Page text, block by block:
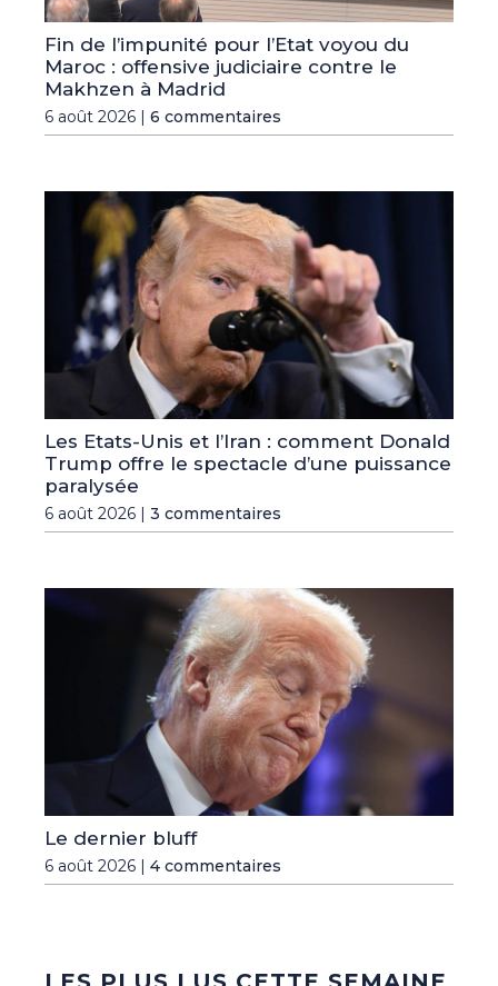
Fin de l’impunité pour l’Etat voyou du
Maroc : offensive judiciaire contre le
Makhzen à Madrid
6 août 2026 | 6 commentaires
Les Etats-Unis et l’Iran : comment Donald
Trump offre le spectacle d’une puissance
paralysée
6 août 2026 | 3 commentaires
Le dernier bluff
6 août 2026 | 4 commentaires